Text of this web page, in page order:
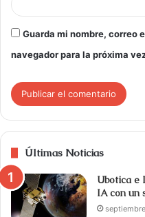
Guarda mi nombre, correo
navegador para la próxima
Últimas Noticias
Ubotica e
IA con un